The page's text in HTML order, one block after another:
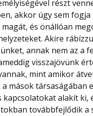
részt
akkor úgy sem
és önállóan
Akire
annak nem az a
visszajövünk
mint amikor
a mások társaságában
kapcsolatokat alakít ki,
továbbfejlődik a